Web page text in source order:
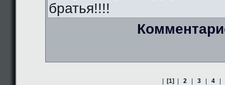
братья!!!!
[1] 2 3 4